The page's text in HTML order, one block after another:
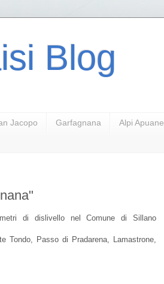
Blog
Jacopo Garfagnana Alpi Apuane
di dislivello nel Comune di Sillano
Tondo, Passo di Pradarena, Lamastrone,